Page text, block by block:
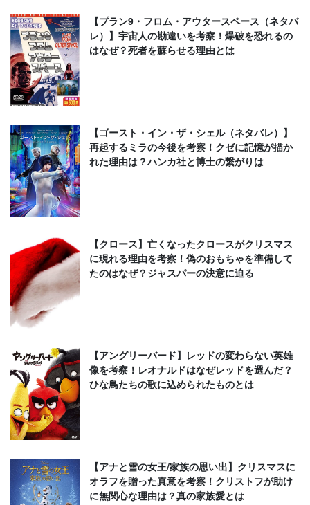
【プラン9・フロム・アウタースペース（ネタバ
レ）】宇宙人の勘違いを考察！爆破を恐れるの
はなぜ？死者を蘇らせる理由とは
【ゴースト・イン・ザ・シェル（ネタバレ）】
再起するミラの今後を考察！クゼに記憶が描か
れた理由は？ハンカ社と博士の繋がりは
【クロース】亡くなったクロースがクリスマス
に現れる理由を考察！偽のおもちゃを準備して
たのはなぜ？ジャスパーの決意に迫る
【アングリーバード】レッドの変わらない英雄
像を考察！レオナルドはなぜレッドを選んだ？
ひな鳥たちの歌に込められたものとは
【アナと雪の女王/家族の思い出】クリスマスに
オラフを贈った真意を考察！クリストフが助け
に無関心な理由は？真の家族愛とは